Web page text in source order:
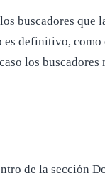
buscadores
definitivo,
los
de la sección